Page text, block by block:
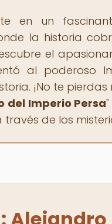
en un
la historia
el
al poderoso
¡No te pierdas
del Imperio Persa
través de los